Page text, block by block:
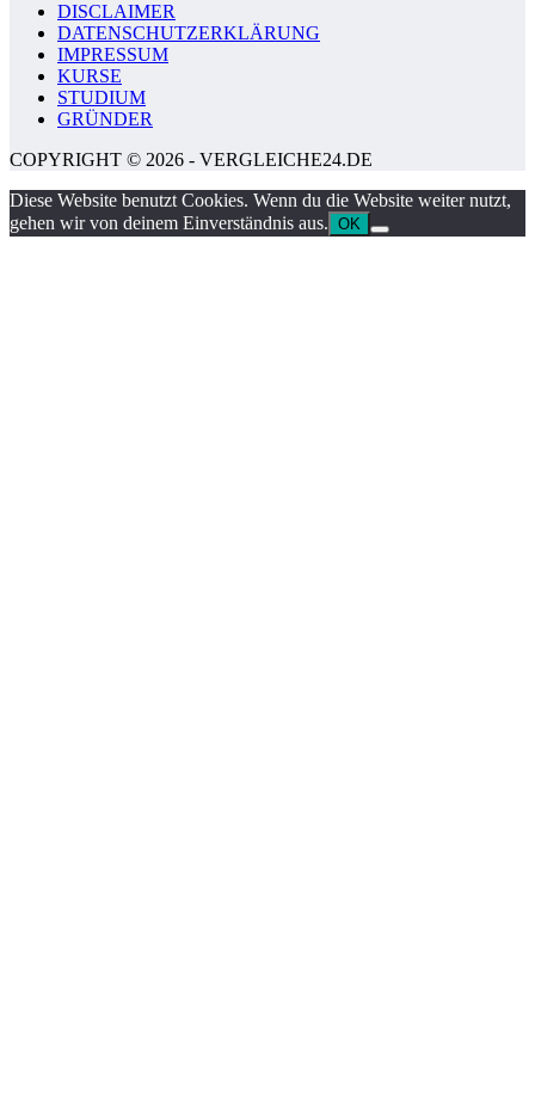
DISCLAIMER
DATENSCHUTZERKLÄRUNG
IMPRESSUM
KURSE
STUDIUM
GRÜNDER
COPYRIGHT © 2026 - VERGLEICHE24.DE
Diese Website benutzt Cookies. Wenn du die Website weiter nutzt,
gehen wir von deinem Einverständnis aus. OK